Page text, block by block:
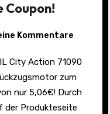
Coupon!
Kommentare
zum
nur 5,06€! Durch
der Produkteseite